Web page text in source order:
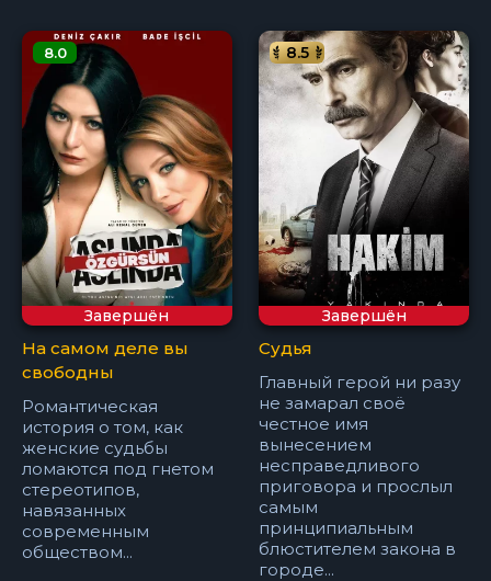
Завершён
8.0
На самом деле вы
свободны
Романтическая
история о том, как
женские судьбы
ломаются под гнетом
стереотипов,
навязанных
современным
обществом...
Завершён
8.5
Судья
Главный герой ни разу
не замарал своё
честное имя
вынесением
несправедливого
приговора и прослыл
самым
принципиальным
блюстителем закона в
городе...